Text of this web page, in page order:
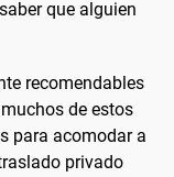
que alguien
recomendables
de estos
para acomodar a
privado